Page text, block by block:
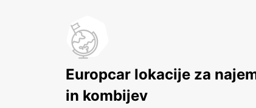
Europcar lokacije za
in kombijev